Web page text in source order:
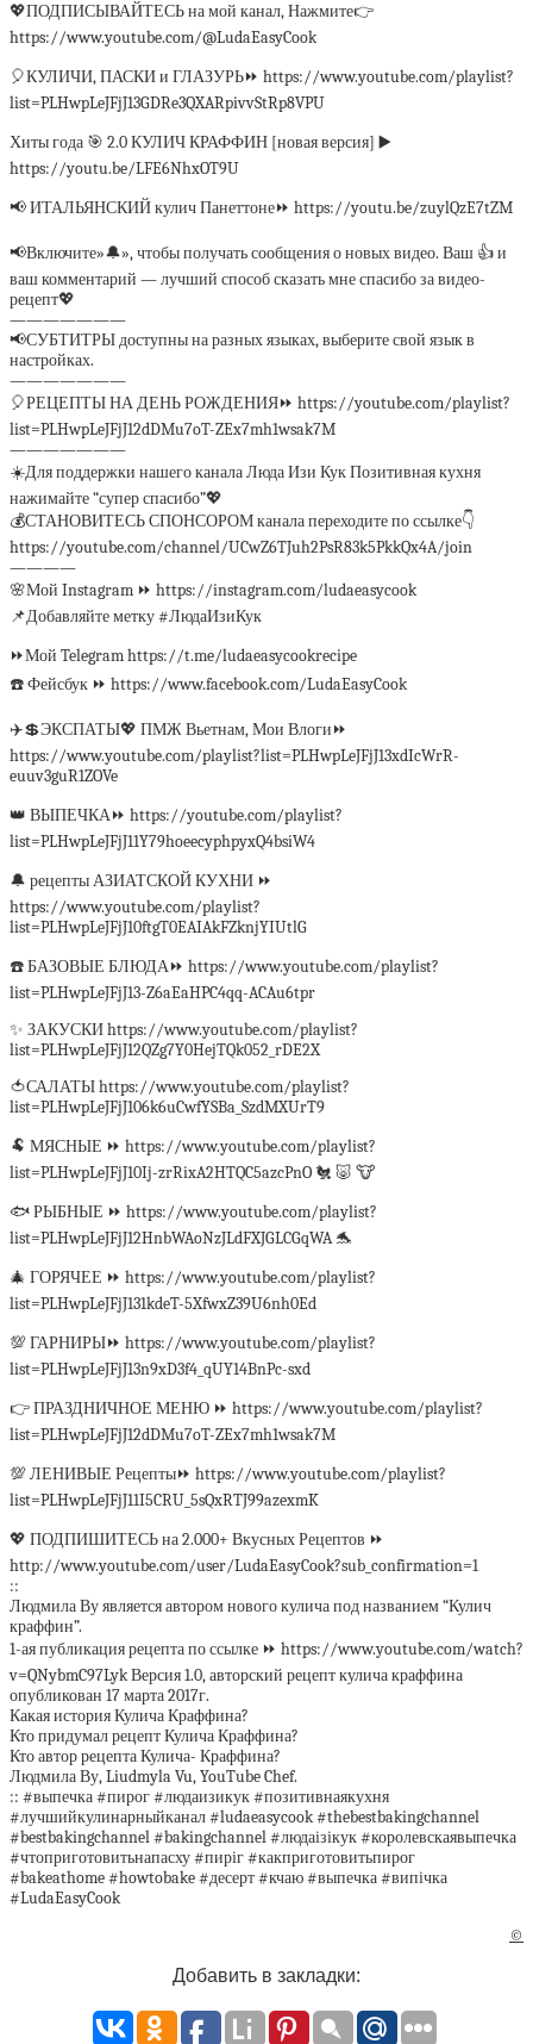
💖ПОДПИСЫВАЙТЕСЬ на мой канал, Нажмите👉
https://www.youtube.com/@LudaEasyCook
🎈КУЛИЧИ, ПАСКИ и ГЛАЗУРЬ⏩ https://www.youtube.com/playlist?
list=PLHwpLeJFjJ13GDRe3QXARpivvStRp8VPU
Хиты года 🎯 2.0 КУЛИЧ КРАФФИН [новая версия] ▶️
https://youtu.be/LFE6NhxOT9U
📢 ИТАЛЬЯНСКИЙ кулич Панеттоне⏩ https://youtu.be/zuylQzE7tZM
📢Включите»🔔», чтобы получать сообщения о новых видео. Ваш 👍 и
ваш комментарий — лучший способ сказать мне спасибо за видео-
рецепт💖
———————
📢СУБТИТРЫ доступны на разных языках, выберите свой язык в
настройках.
———————
🎈РЕЦЕПТЫ НА ДЕНЬ РОЖДЕНИЯ⏩ https://youtube.com/playlist?
list=PLHwpLeJFjJ12dDMu7oT-ZEx7mh1wsak7M
———————
☀️Для поддержки нашего канала Люда Изи Кук Позитивная кухня
нажимайте “супер спасибо”💖
💰СТАНОВИТЕСЬ СПОНСОРОМ канала переходите по ссылке👇
https://youtube.com/channel/UCwZ6TJuh2PsR83k5PkkQx4A/join
————
🌸Мой Instagram ⏩ https://instagram.com/ludaeasycook
📌Добавляйте метку #ЛюдаИзиКук
⏩Мой Telegram https://t.me/ludaeasycookrecipe
☎️ Фейсбук ⏩ https://www.facebook.com/LudaEasyCook
✈️💲ЭКСПАТЫ💖 ПМЖ Вьетнам, Мои Влоги⏩
https://www.youtube.com/playlist?list=PLHwpLeJFjJ13xdIcWrR-
euuv3guR1ZOVe
👑 ВЫПЕЧКА⏩ https://youtube.com/playlist?
list=PLHwpLeJFjJ11Y79hoeecyphpyxQ4bsiW4
🔔 рецепты АЗИАТСКОЙ КУХНИ ⏩
https://www.youtube.com/playlist?
list=PLHwpLeJFjJ10ftgT0EAIAkFZknjYIUtlG
☎️ БАЗОВЫЕ БЛЮДА⏩ https://www.youtube.com/playlist?
list=PLHwpLeJFjJ13-Z6aEaHPC4qq-ACAu6tpr
✨ ЗАКУСКИ https://www.youtube.com/playlist?
list=PLHwpLeJFjJ12QZg7Y0HejTQk052_rDE2X
🍅САЛАТЫ https://www.youtube.com/playlist?
list=PLHwpLeJFjJ106k6uCwfYSBa_SzdMXUrT9
🐏 МЯСНЫЕ ⏩ https://www.youtube.com/playlist?
list=PLHwpLeJFjJ10Ij-zrRixA2HTQC5azcPnO 🐔 🐷 🐮
🐟 РЫБНЫЕ ⏩ https://www.youtube.com/playlist?
list=PLHwpLeJFjJ12HnbWAoNzJLdFXJGLCGqWA 🐬
🎄 ГОРЯЧЕЕ ⏩ https://www.youtube.com/playlist?
list=PLHwpLeJFjJ131kdeT-5XfwxZ39U6nh0Ed
💯 ГАРНИРЫ⏩ https://www.youtube.com/playlist?
list=PLHwpLeJFjJ13n9xD3f4_qUY14BnPc-sxd
👉 ПРАЗДНИЧНОЕ МЕНЮ ⏩ https://www.youtube.com/playlist?
list=PLHwpLeJFjJ12dDMu7oT-ZEx7mh1wsak7M
💯 ЛЕНИВЫЕ Рецепты⏩ https://www.youtube.com/playlist?
list=PLHwpLeJFjJ11I5CRU_5sQxRTJ99azexmK
💖 ПОДПИШИТЕСЬ на 2.000+ Вкусных Рецептов ⏩
http://www.youtube.com/user/LudaEasyCook?sub_confirmation=1
::
Людмила Ву является автором нового кулича под названием “Кулич
краффин”.
1-ая публикация рецепта по ссылке ⏩ https://www.youtube.com/watch?
v=QNybmC97Lyk Версия 1.0, авторский рецепт кулича краффина
опубликован 17 марта 2017г.
Какая история Кулича Краффина?
Кто придумал рецепт Кулича Краффина?
Кто автор рецепта Кулича- Краффина?
Людмила Ву, Liudmyla Vu, YouTube Chef.
:: #выпечка #пирог #людаизикук #позитивнаякухня
#лучшийкулинарныйканал #ludaeasycook #thebestbakingchannel
#bestbakingchannel #bakingchannel #людаізікук #королевскаявыпечка
#чтоприготовитьнапасху #пиріг #какприготовитьпирог
#bakeathome #howtobake #десерт #кчаю #выпечка #випічка
#LudaEasyCook
©
Добавить в закладки: